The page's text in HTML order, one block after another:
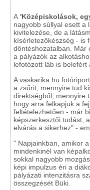
A 'Középiskolások,
nagyobb súllyal esett a
kivitelezése, de a
kísérletezőkészség - is
döntéshozatalban. Már
a pályázók az
lefotózott láb is belefért
A vaskarika.hu
a zsűrit, mennyire tud
direktségből, mennyire
hogy arra felkapjuk a
feltételezhetően - már
képszerkesztői tudást,
elvárás a sikerhez" -
" Napjainkban, amikor
mindenkinél van
sokkal nagyobb
képi impulzus éri a
pályázati intenzitásra
összegzését Büki.